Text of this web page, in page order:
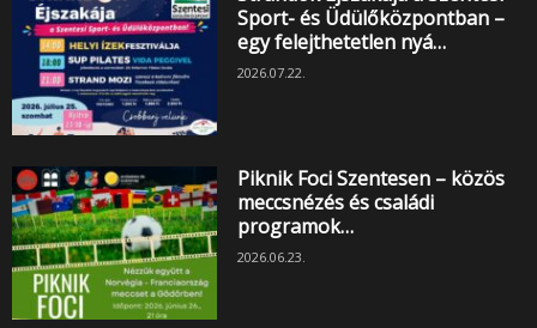
Sport- és Üdülőközpontban –
egy felejthetetlen nyá…
2026.07.22.
Piknik Foci Szentesen – közös
meccsnézés és családi
programok…
2026.06.23.